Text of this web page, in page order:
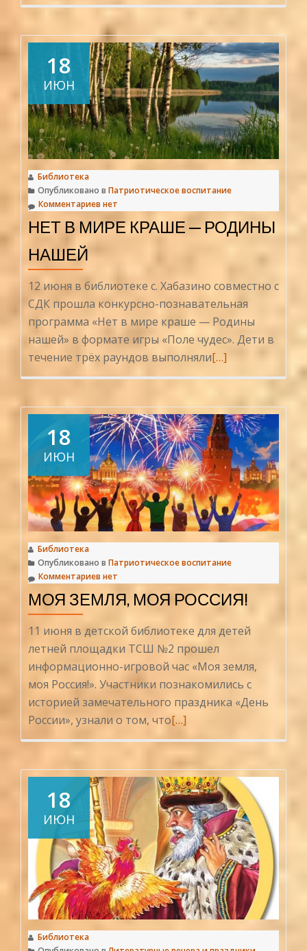
проЖила-
была
сказка
18
ИЮН
Библиотека
Опубликовано в Патриотическое воспитание
Комментариев нет
НЕТ В МИРЕ КРАШЕ — РОДИНЫ
НАШЕЙ
12 июня в библиотеке с. Хабазино совместно с
СДК прошла конкурсно-познавательная
программа «Нет в мире краше — Родины
нашей» в формате игры «Поле чудес». Дети в
течение трёх раундов выполнялиЧитать
больше
в
мире
краше
—
Родины
нашей
[…]
18
ИЮН
Библиотека
Опубликовано в Патриотическое воспитание
Комментариев нет
МОЯ ЗЕМЛЯ, МОЯ РОССИЯ!
11 июня в детской библиотеке для детей
летней площадки ТСШ №2 прошел
информационно-игровой час «Моя земля,
моя Россия!». Участники познакомились с
историей замечательного праздника «День
России», узнали о том, чтоЧитать
больше
земля,
моя
Россия!
[…]
18
ИЮН
Библиотека